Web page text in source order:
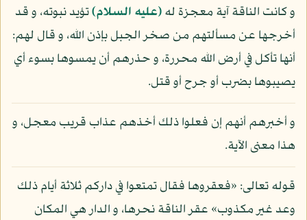
و كانت الناقة آية معجزة له(عليه السلام)تؤيد نبوته، و قد
أخرجها عن مسألتهم من صخر الجبل بإذن الله، و قال لهم:
أنها تأكل في أرض الله محررة، و حذرهم أن يمسوها بسوء أي
يصيبوها بضرب أو جرح أو قتل.
و أخبرهم أنهم إن فعلوا ذلك أخذهم عذاب قريب معجل، و
هذا معنى الآية.
قوله تعالى: «فعقروها فقال تمتعوا في داركم ثلاثة أيام ذلك
وعد غير مكذوب» عقر الناقة نحرها، و الدار هي المكان